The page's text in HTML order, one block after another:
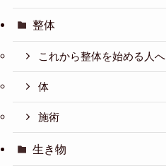
整体
これから整体を始める人へ
体
施術
生き物